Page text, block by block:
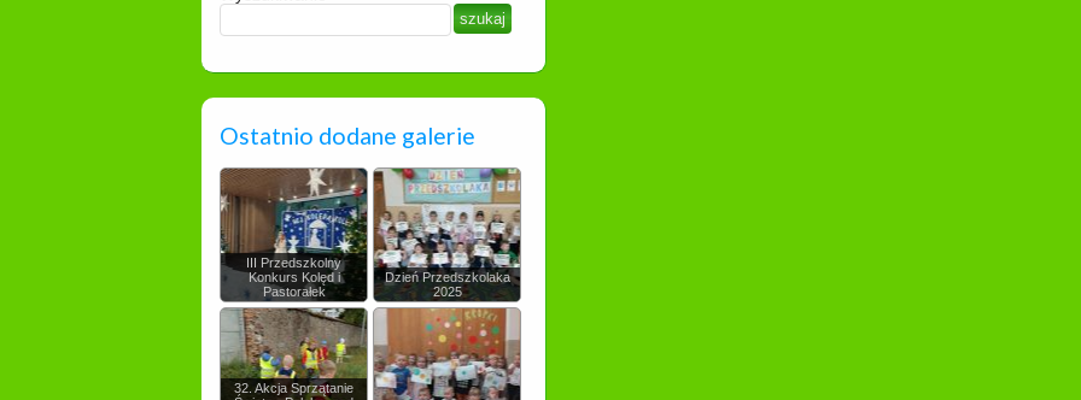
Ostatnio dodane galerie
III Przedszkolny
Konkurs Kolęd i
Pastorałek
Dzień Przedszkolaka
2025
32. Akcja Sprzątanie